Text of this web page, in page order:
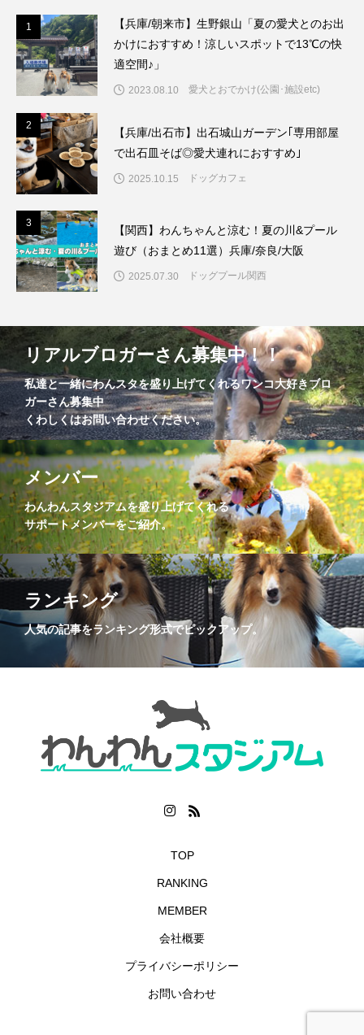
1
【兵庫/朝来市】生野銀山「夏の愛犬とのお出
かけにおすすめ！涼しいスポットで13℃の快
適空間♪」
2023.08.10 愛犬とおでかけ(公園･施設etc)
2
【兵庫/出石市】出石城山ガーデン｢専用部屋
で出石皿そば◎愛犬連れにおすすめ｣
2025.10.15 ドッグカフェ
3
【関西】わんちゃんと涼む！夏の川&プール
遊び（おまとめ11選）兵庫/奈良/大阪
2025.07.30 ドッグプール関西
リアルブロガーさん募集中！！
私達と一緒にわんスタを盛り上げてくれるワンコ大好きブロ
ガーさん募集中
くわしくはお問い合わせください。
メンバー
わんわんスタジアムを盛り上げてくれる
サポートメンバーをご紹介。
ランキング
人気の記事をランキング形式でピックアップ。
TOP
RANKING
MEMBER
会社概要
プライバシーポリシー
お問い合わせ